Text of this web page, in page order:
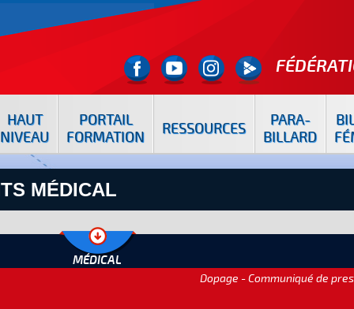
HAUT
NIVEAU
PORTAIL
FORMATION
RESSOURCES
PARA-
BILLARD
MÉDICAL
MÉDICAL
Dopage - Communiqué de